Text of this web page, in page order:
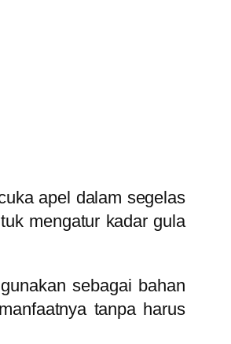
apel dalam segelas
mengatur kadar gula
sebagai bahan
tanpa harus